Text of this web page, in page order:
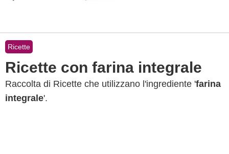
Ricette
Ricette con farina integrale
Raccolta di Ricette che utilizzano l'ingrediente 'farina
integrale'.